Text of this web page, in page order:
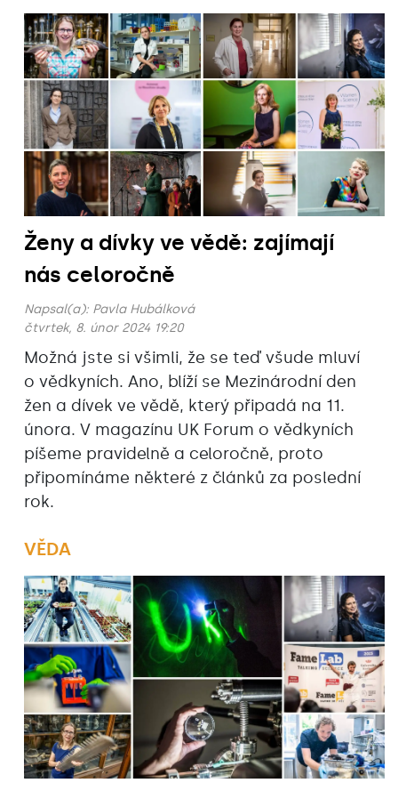
Ženy a dívky ve vědě: zajímají
nás celoročně
Napsal(a): Pavla Hubálková
čtvrtek, 8. únor 2024 19:20
Možná jste si všimli, že se teď všude mluví
o vědkyních. Ano, blíží se Mezinárodní den
žen a dívek ve vědě, který připadá na 11.
února. V magazínu UK Forum o vědkyních
píšeme pravidelně a celoročně, proto
připomínáme některé z článků za poslední
rok.
VĚDA